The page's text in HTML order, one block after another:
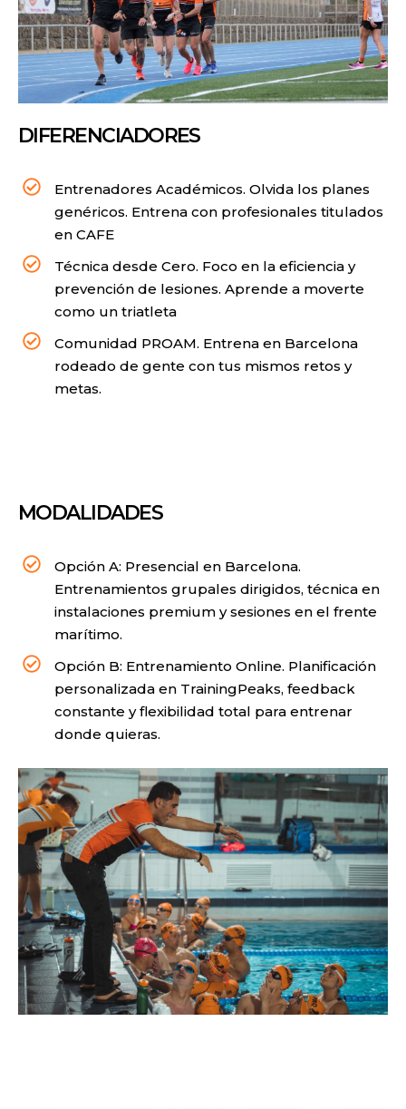
DIFERENCIADORES
Entrenadores Académicos. Olvida los planes
genéricos. Entrena con profesionales titulados
en CAFE
Técnica desde Cero. Foco en la eficiencia y
prevención de lesiones. Aprende a moverte
como un triatleta
Comunidad PROAM. Entrena en Barcelona
rodeado de gente con tus mismos retos y
metas.
MODALIDADES
Opción A: Presencial en Barcelona.
Entrenamientos grupales dirigidos, técnica en
instalaciones premium y sesiones en el frente
marítimo.
Opción B: Entrenamiento Online. Planificación
personalizada en TrainingPeaks, feedback
constante y flexibilidad total para entrenar
donde quieras.